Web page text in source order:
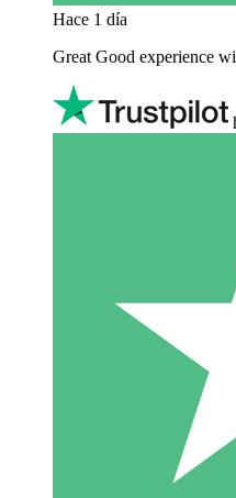
Hace 1 día
Great Good experience